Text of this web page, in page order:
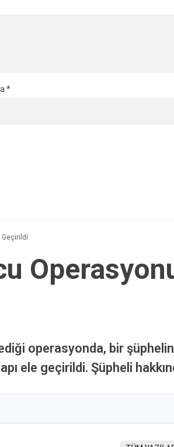
*
Geçirildi
operasyonda, bir
ele geçirildi. Şüpheli